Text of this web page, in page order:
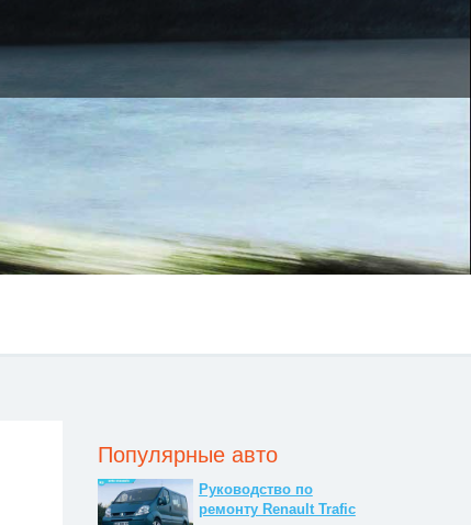
Популярные авто
Руководство по
ремонту Renault Trafic